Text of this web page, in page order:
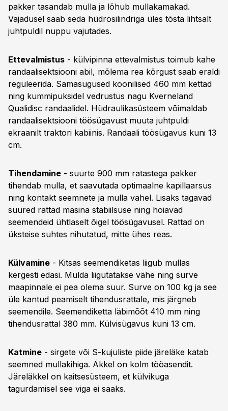
pakker tasandab mulla ja lõhub mullakamakad.
Vajadusel saab seda hüdrosilindriga üles tõsta lihtsalt
juhtpuldil nuppu vajutades.
Ettevalmistus - külvipinna ettevalmistus toimub kahe
randaalisektsiooni abil, mõlema rea kõrgust saab eraldi
reguleerida. Samasugused koonilised 460 mm kettad
ning kummipuksidel vedrustus nagu Kverneland
Qualidisc randaalidel. Hüdraulikasüsteem võimaldab
randaalisektsiooni töösügavust muuta juhtpuldi
ekraanilt traktori kabiinis. Randaali töösügavus kuni 13
cm.
Tihendamine - suurte 900 mm ratastega pakker
tihendab mulla, et saavutada optimaalne kapillaarsus
ning kontakt seemnete ja mulla vahel. Lisaks tagavad
suured rattad masina stabiilsuse ning hoiavad
seemendeid ühtlaselt õigel töösügavusel. Rattad on
üksteise suhtes nihutatud, mitte ühes reas.
Külvamine - Kitsas seemendiketas liigub mullas
kergesti edasi. Mulda liigutatakse vähe ning surve
maapinnale ei pea olema suur. Surve on 100 kg ja see
üle kantud peamiselt tihendusrattale, mis järgneb
seemendile. Seemendiketta läbimõõt 410 mm ning
tihendusrattal 380 mm. Külvisügavus kuni 13 cm.
Katmine - sirgete või S-kujuliste piide järeläke katab
seemned mullakihiga. Äkkel on kolm tööasendit.
Järeläkkel on kaitsesüsteem, et külvikuga
tagurdamisel see viga ei saaks.